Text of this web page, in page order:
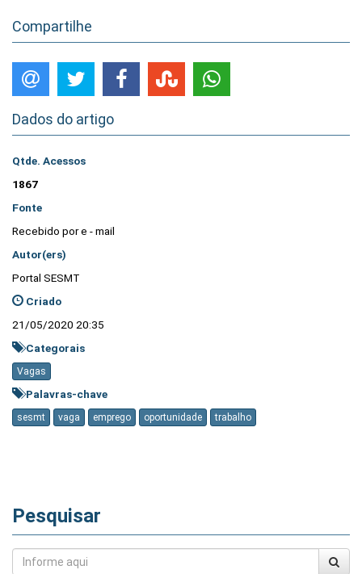
Compartilhe
Dados do artigo
Qtde. Acessos
1867
Fonte
Recebido por e - mail
Autor(ers)
Portal SESMT
Criado
21/05/2020 20:35
Categorais
Vagas
Palavras-chave
sesmt vaga emprego oportunidade trabalho
Pesquisar